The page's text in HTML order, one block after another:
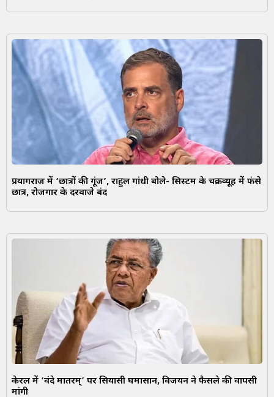
प्रयागराज में ‘छात्रों की गूंज’, राहुल गांधी बोले- सिस्टम के चक्रव्यूह में फंसे
छात्र, रोजगार के दरवाजे बंद
केरल में ‘वंदे मातरम्’ पर सियासी घमासान, विजयन ने फैसले की वापसी
मांगी